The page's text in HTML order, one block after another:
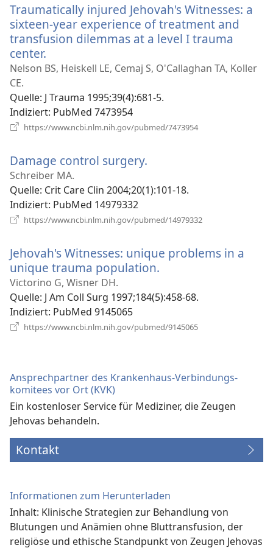
Traumatically injured Jehovah's Witnesses: a
sixteen-year experience of treatment and
transfusion dilemmas at a level I trauma
center.
neues
Nelson BS, Heiskell LE, Cemaj S, O'Callaghan TA, Koller
CE.
Quelle‎: J Trauma 1995;39(4):681-5.
Indiziert‎: PubMed 7473954
https://www.ncbi.nlm.nih.gov/pubmed/7473954
Damage control surgery.
Fenster)
Schreiber MA.
Quelle‎: Crit Care Clin 2004;20(1):101-18.
Indiziert‎: PubMed 14979332
https://www.ncbi.nlm.nih.gov/pubmed/14979332
Jehovah's Witnesses: unique problems in a
unique trauma population.
Fenster)
Victorino G, Wisner DH.
Quelle‎: J Am Coll Surg 1997;184(5):458-68.
Indiziert‎: PubMed 9145065
https://www.ncbi.nlm.nih.gov/pubmed/9145065
Ansprechpartner des Krankenhaus-Verbindungs­
komitees vor Ort (KVK)
Ein kostenloser Service für Mediziner, die Zeugen
Jehovas behandeln.
Kontakt
Informationen zum Herunterladen
Inhalt: Klinische Strategien zur Behandlung von
Blutungen und Anämien ohne Bluttransfusion, der
religiöse und ethische Standpunkt von Zeugen Jehovas